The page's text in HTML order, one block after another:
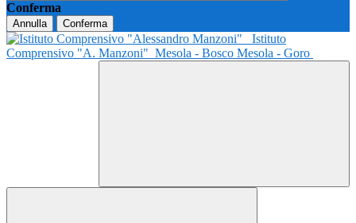
Conferma
Annulla Conferma
Istituto
Comprensivo "A. Manzoni" Mesola - Bosco Mesola - Goro